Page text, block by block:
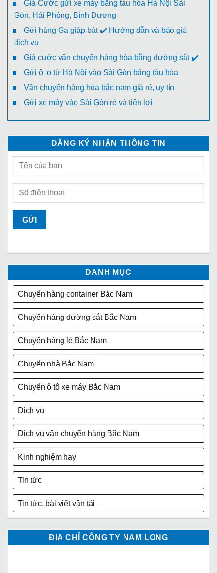
Giá Cước gửi xe máy bằng tàu hỏa Hà Nội Sài
Gòn, Hải Phòng, Bình Dương
Gửi hàng Ga giáp bát ✔️ Hướng dẫn và báo giá
dịch vụ
Giá cước vận chuyển hàng hóa bằng đường sắt ✔️
Gửi ô to từ Hà Nội vào Sài Gòn bằng tàu hỏa
Vận chuyển hàng hóa bắc nam giá rẻ, uy tín
Gửi xe máy vào Sài Gòn rẻ và tiện lợi
ĐĂNG KÝ NHẬN THÔNG TIN
DANH MỤC
Chuyển hàng container Bắc Nam
Chuyển hàng đường sắt Bắc Nam
Chuyển hàng lẻ Bắc Nam
Chuyển nhà Bắc Nam
Chuyển ô tô xe máy Bắc Nam
Dịch vụ
Dịch vụ vận chuyển hàng Bắc Nam
Kinh nghiệm hay
Tin tức
Tin tức, bài viết vận tải
ĐỊA CHỈ CÔNG TY NAM LONG